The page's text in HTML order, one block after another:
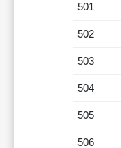
501
502
503
504
505
506